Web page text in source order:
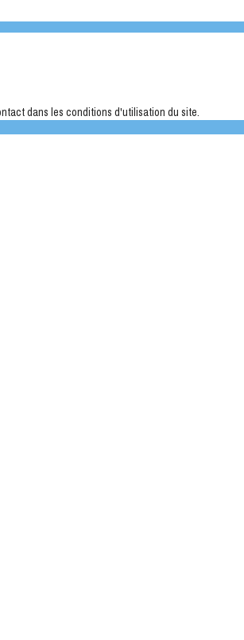
dans les conditions d'utilisation du site.